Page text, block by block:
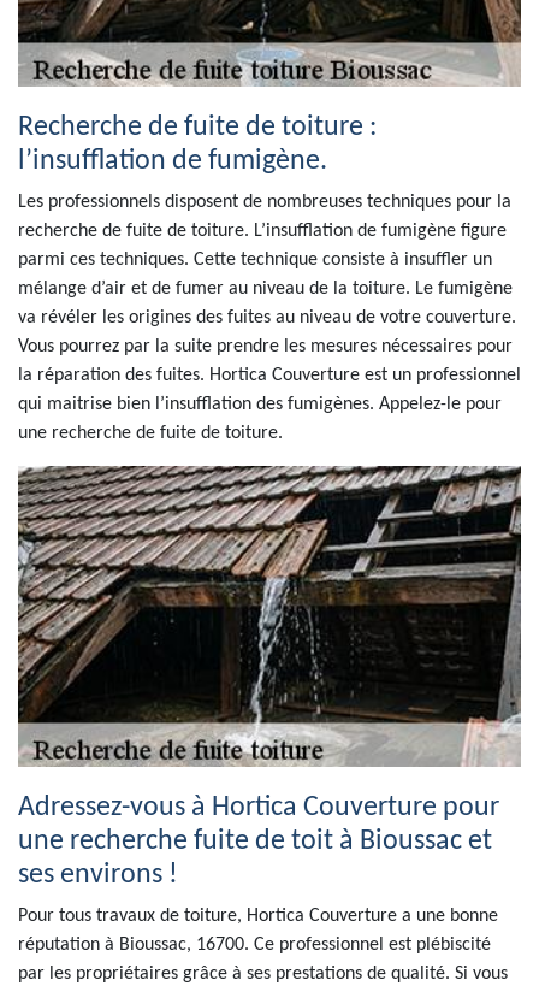
Recherche de fuite de toiture :
l’insufflation de fumigène.
Les professionnels disposent de nombreuses techniques pour la
recherche de fuite de toiture. L’insufflation de fumigène figure
parmi ces techniques. Cette technique consiste à insuffler un
mélange d’air et de fumer au niveau de la toiture. Le fumigène
va révéler les origines des fuites au niveau de votre couverture.
Vous pourrez par la suite prendre les mesures nécessaires pour
la réparation des fuites. Hortica Couverture est un professionnel
qui maitrise bien l’insufflation des fumigènes. Appelez-le pour
une recherche de fuite de toiture.
Adressez-vous à Hortica Couverture pour
une recherche fuite de toit à Bioussac et
ses environs !
Pour tous travaux de toiture, Hortica Couverture a une bonne
réputation à Bioussac, 16700. Ce professionnel est plébiscité
par les propriétaires grâce à ses prestations de qualité. Si vous